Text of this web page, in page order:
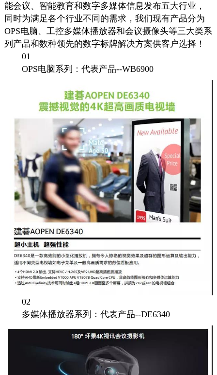
能会议、智能教育和数字多媒体信息发布五大行业，
同时为满足各个行业不同的需求，我们现有产品分为
OPS电脑、工控多媒体播放器和会议摄像头等三大类系
列产品和数种领先的数字标牌解决方案供客户选择！
01
OPS电脑系列：代表产品--WB6900
02
多媒体播放器系列：代表产品--DE6340